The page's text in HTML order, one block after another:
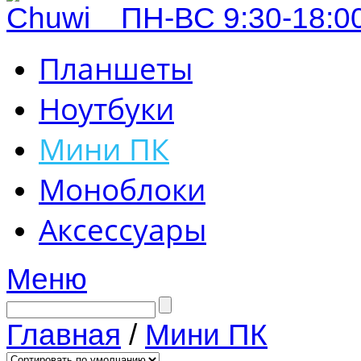
ПН-ВС 9:30-
Планшеты
Ноутбуки
Мини ПК
Моноблоки
Аксессуары
Меню
Главная / Мини ПК